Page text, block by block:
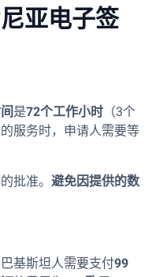
亚电子签
是72个工作小时 （3个
服务时，申请人需要等
批准。 避免因提供的数
基斯坦人需要支付99